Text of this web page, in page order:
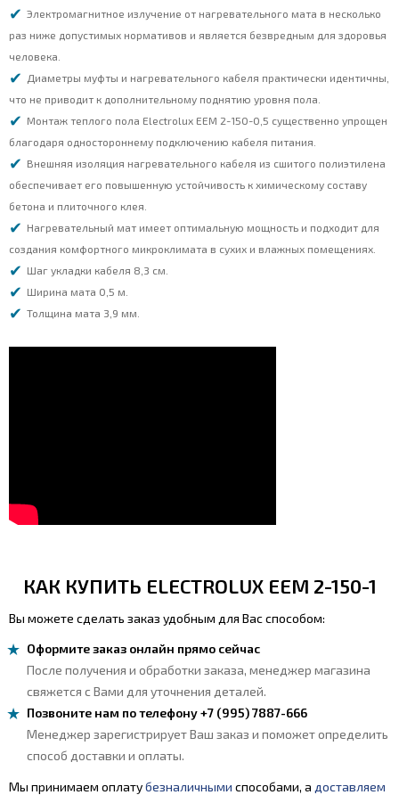
Электромагнитное излучение от нагревательного мата в несколько
раз ниже допустимых нормативов и является безвредным для здоровья
человека.
Диаметры муфты и нагревательного кабеля практически идентичны,
что не приводит к дополнительному поднятию уровня пола.
Монтаж теплого пола Electrolux EEM 2-150-0,5 существенно упрощен
благодаря одностороннему подключению кабеля питания.
Внешняя изоляция нагревательного кабеля из сшитого полиэтилена
обеспечивает его повышенную устойчивость к химическому составу
бетона и плиточного клея.
Нагревательный мат имеет оптимальную мощность и подходит для
создания комфортного микроклимата в сухих и влажных помещениях.
Шаг укладки кабеля 8,3 см.
Ширина мата 0,5 м.
Толщина мата 3,9 мм.
КАК КУПИТЬ ELECTROLUX EEM 2-150-1
Вы можете сделать заказ удобным для Вас способом:
Оформите заказ онлайн прямо сейчас
После получения и обработки заказа, менеджер магазина
свяжется с Вами для уточнения деталей.
Позвоните нам по телефону +7 (995) 7887-666
Менеджер зарегистрирует Ваш заказ и поможет определить
способ доставки и оплаты.
Мы принимаем оплатубезналичными способами, а доставляем